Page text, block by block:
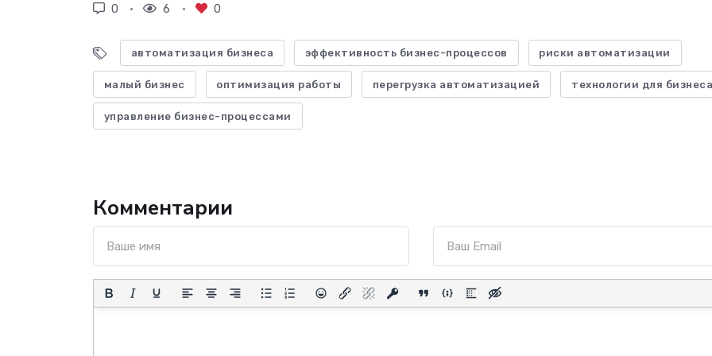
0 6 0
автоматизация бизнеса эффективность бизнес-процессов риски автоматизации
малый бизнес оптимизация работы перегрузка автоматизацией технологии для
управление бизнес-процессами
Комментарии